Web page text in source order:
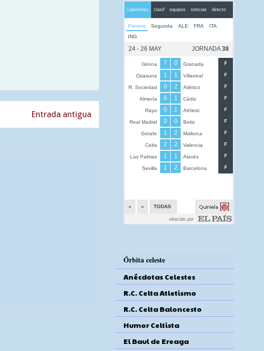
Entrada antigua
Órbita celeste
Anécdotas Celestes
R.C. Celta Atletismo
R.C. Celta Baloncesto
Humor Celtista
El Baul de Ereaga